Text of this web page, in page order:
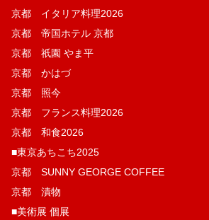
京都 イタリア料理2026
京都 帝国ホテル 京都
京都 祇園 やま平
京都 かはづ
京都 照今
京都 フランス料理2026
京都 和食2026
■東京あちこち2025
京都 SUNNY GEORGE COFFEE
京都 漬物
■美術展 個展